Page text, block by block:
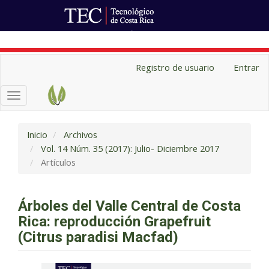
Contenido
principal
lateral
Registro de usuario Entrar
Toggle
navigation
Inicio
Archivos
Vol. 14 Núm. 35 (2017): Julio- Diciembre 2017
Artículos
Árboles del Valle Central de Costa
Rica: reproducción Grapefruit
(Citrus paradisi Macfad)